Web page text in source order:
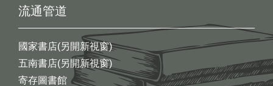
流通管道
國家書店(另開新視窗)
五南書店(另開新視窗)
寄存圖書館